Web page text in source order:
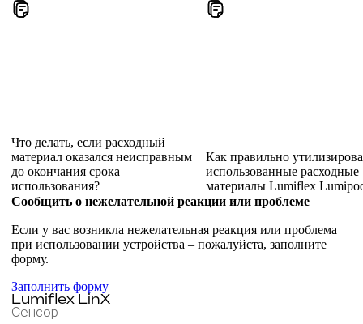
Что делать, если расходный
материал оказался неисправным
до окончания срока
использования?
Как правильно
использованные расходные
материалы Lumiflex
Сообщить о нежелательной реакции или проблеме
Если у вас возникла нежелательная реакция или проблема
при использовании устройства – пожалуйста, заполните
форму.
Заполнить форму
Lumiflex LinX
Сенсор